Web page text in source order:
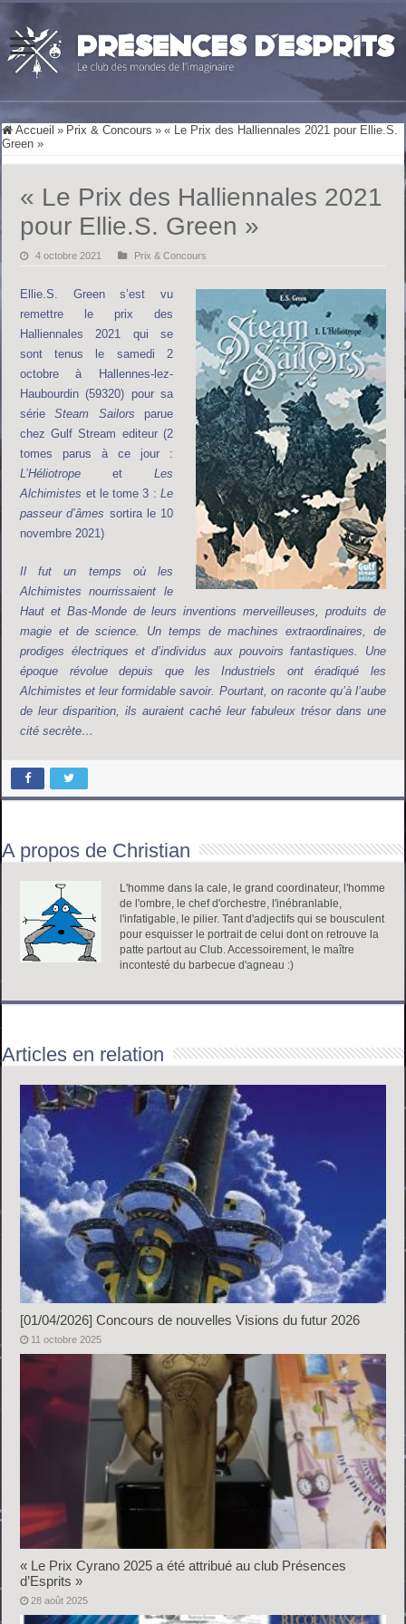
Accueil » Prix & Concours » « Le Prix des Halliennales 2021 pour Ellie.S.
Green »
« Le Prix des Halliennales 2021
pour Ellie.S. Green »
4 octobre 2021 Prix & Concours
Ellie.S. Green s’est vu
remettre le prix des
Halliennales 2021 qui se
sont tenus le samedi 2
octobre à Hallennes-lez-
Haubourdin (59320) pour sa
sérieSteam Sailors parue
chez Gulf Stream editeur (2
tomes parus à ce jour :
L’Héliotrope et Les
Alchimistes et le tome 3 : Le
passeur d’âmes sortira le 10
novembre 2021)
Il fut un temps où les
Alchimistes nourrissaient le
Haut et Bas-Monde de leurs inventions merveilleuses, produits de
magie et de science. Un temps de machines extraordinaires, de
prodiges électriques et d’individus aux pouvoirs fantastiques. Une
époque révolue depuis que les Industriels ont éradiqué les
Alchimistes et leur formidable savoir. Pourtant, on raconte qu’à l’aube
de leur disparition, ils auraient caché leur fabuleux trésor dans une
cité secrète…
A propos de Christian
L'homme dans la cale, le grand coordinateur, l'homme
de l'ombre, le chef d'orchestre, l'inébranlable,
l'infatigable, le pilier. Tant d'adjectifs qui se bousculent
pour esquisser le portrait de celui dont on retrouve la
patte partout au Club. Accessoirement, le maître
incontesté du barbecue d'agneau :)
Articles en relation
[01/04/2026] Concours de nouvelles Visions du futur 2026
11 octobre 2025
« Le Prix Cyrano 2025 a été attribué au club Présences
d’Esprits »
28 août 2025